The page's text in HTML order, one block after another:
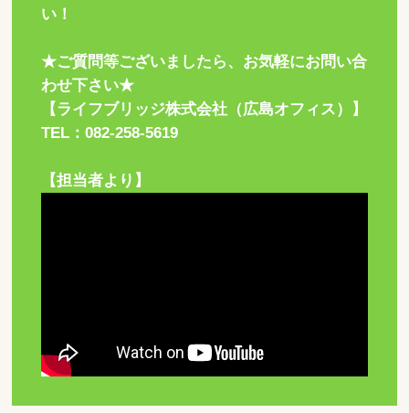
い！
★ご質問等ございましたら、お気軽にお問い合
わせ下さい★
【ライフブリッジ株式会社（広島オフィス）】
TEL：082-258-5619
【担当者より】